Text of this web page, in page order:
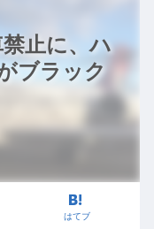
止に、ハ
ブラック
はてブ